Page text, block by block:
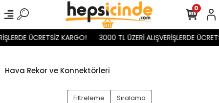
ÜCRETSİZ KARGO! 3000 TL ÜZERİ ALIŞVERİŞLERDE
0
Hava Rekor ve Konnektörleri
Filtreleme Sıralama